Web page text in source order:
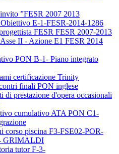
”FESR 2007 2013
E-1-FESR-2014-1286
FESR FESR 2007-2013
II - Azione E1 FESR 2014
PON B-1- Piano integrato
certificazione Trinity
finali PON inglese
di prestazione d'opera occasionali
cumulativo ATA PON C1-
corso piscina F3-FSE02-POR-
GRIMALDI
tutor F-3-